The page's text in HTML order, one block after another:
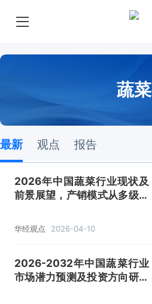
蔬菜
最新 观点 报告
2026年中国蔬菜行业现状及
前景展望，产销模式从多级批
华经观点 2026-04-10
2026-2032年中国蔬菜行业
市场潜力预测及投资方向研究